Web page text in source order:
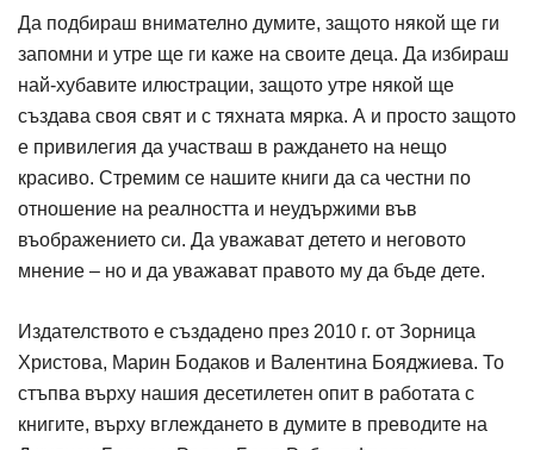
Да подбираш внимателно думите, защото някой ще ги
запомни и утре ще ги каже на своите деца. Да избираш
най-хубавите илюстрации, защото утре някой ще
създава своя свят и с тяхната мярка. А и просто защото
е привилегия да участваш в раждането на нещо
красиво. Стремим се нашите книги да са честни по
отношение на реалността и неудържими във
въображението си. Да уважават детето и неговото
мнение – но и да уважават правото му да бъде дете.
Издателството е създадено през 2010 г. от Зорница
Христова, Марин Бодаков и Валентина Бояджиева. То
стъпва върху нашия десетилетен опит в работата с
книгите, върху вглеждането в думите в преводите на